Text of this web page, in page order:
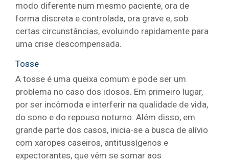
modo diferente num mesmo paciente, ora de
forma discreta e controlada, ora grave e, sob
certas circunstâncias, evoluindo rapidamente para
uma crise descompensada.
Tosse
A tosse é uma queixa comum e pode ser um
problema no caso dos idosos. Em primeiro lugar,
por ser incômoda e interferir na qualidade de vida,
do sono e do repouso noturno. Além disso, em
grande parte dos casos, inicia-se a busca de alívio
com xaropes caseiros, antitussígenos e
expectorantes, que vêm se somar aos